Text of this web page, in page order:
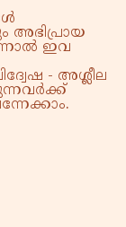
അഭിപ്രായ
ഇവ
- അശ്ലീല